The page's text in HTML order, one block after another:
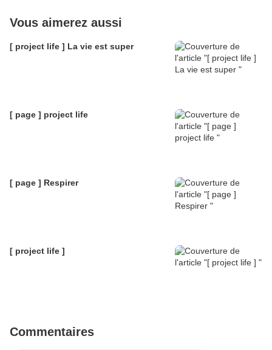
Vous aimerez aussi
[ project life ] La vie est super
[ page ] project life
[ page ] Respirer
[ project life ]
Commentaires